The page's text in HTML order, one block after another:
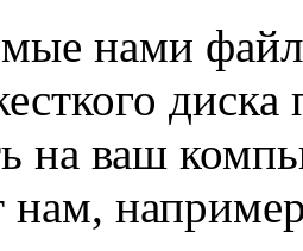
нами
на ваш
нам,